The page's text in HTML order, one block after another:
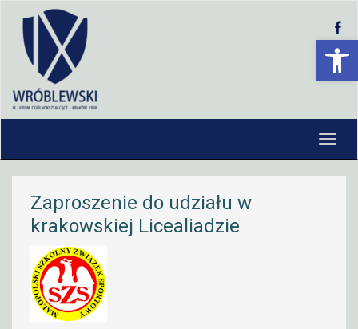
Zaproszenie do udziału w
krakowskiej Licealiadzie